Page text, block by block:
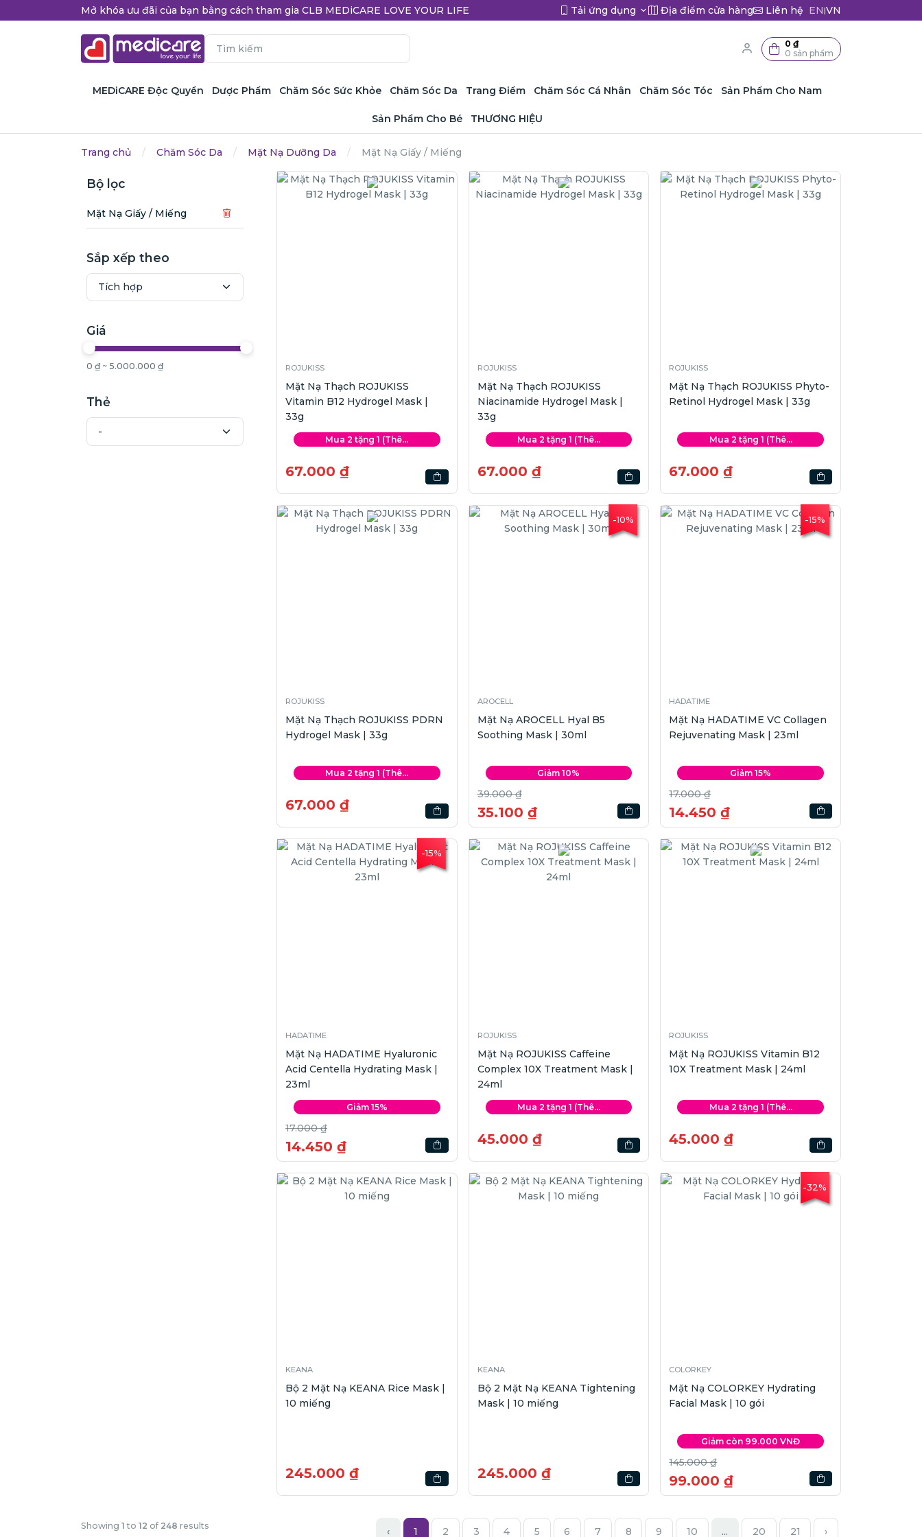
Mở khóa ưu đãi của bạn bằng cách tham gia CLB MEDiCARE LOVE YOUR LIFE Tải ứng dụng Địa điểm cửa hàng Liên hệ EN|VN
0 ₫
0 sản phẩm
MEDiCARE Độc Quyền Dược Phẩm Chăm Sóc Sức Khỏe Chăm Sóc Da Trang Điểm Chăm Sóc Cá Nhân Chăm Sóc Tóc Sản Phẩm Cho Nam
Sản Phẩm Cho Bé THƯƠNG HIỆU
Trang chủ Chăm Sóc Da Mặt Nạ Dưỡng Da Mặt Nạ Giấy / Miếng
Bộ lọc
Mặt Nạ Giấy / Miếng
Sắp xếp theo
Giá
0 ₫ ~ 5.000.000 ₫
Thẻ
ROJUKISS
Mặt Nạ Thạch ROJUKISS
Vitamin B12 Hydrogel Mask |
33g
Mua 2 tặng 1 (Thê...
67.000 ₫
ROJUKISS
Mặt Nạ Thạch ROJUKISS
Niacinamide Hydrogel Mask |
33g
Mua 2 tặng 1 (Thê...
67.000 ₫
ROJUKISS
Mặt Nạ Thạch ROJUKISS Phyto-
Retinol Hydrogel Mask | 33g
Mua 2 tặng 1 (Thê...
67.000 ₫
ROJUKISS
Mặt Nạ Thạch ROJUKISS PDRN
Hydrogel Mask | 33g
Mua 2 tặng 1 (Thê...
67.000 ₫
-10%
AROCELL
Mặt Nạ AROCELL Hyal B5
Soothing Mask | 30ml
Giảm 10%
39.000 ₫
35.100 ₫
-15%
HADATIME
Mặt Nạ HADATIME VC Collagen
Rejuvenating Mask | 23ml
Giảm 15%
17.000 ₫
14.450 ₫
-15%
HADATIME
Mặt Nạ HADATIME Hyaluronic
Acid Centella Hydrating Mask |
23ml
Giảm 15%
17.000 ₫
14.450 ₫
ROJUKISS
Mặt Nạ ROJUKISS Caffeine
Complex 10X Treatment Mask |
24ml
Mua 2 tặng 1 (Thê...
45.000 ₫
ROJUKISS
Mặt Nạ ROJUKISS Vitamin B12
10X Treatment Mask | 24ml
Mua 2 tặng 1 (Thê...
45.000 ₫
KEANA
Bộ 2 Mặt Nạ KEANA Rice Mask |
10 miếng
245.000 ₫
KEANA
Bộ 2 Mặt Nạ KEANA Tightening
Mask | 10 miếng
245.000 ₫
-32%
COLORKEY
Mặt Nạ COLORKEY Hydrating
Facial Mask | 10 gói
Giảm còn 99.000 VNĐ
145.000 ₫
99.000 ₫
Showing 1 to 12 of 248 results ‹ 1 2 3 4 5 6 7 8 9 10 ... 20 21 ›